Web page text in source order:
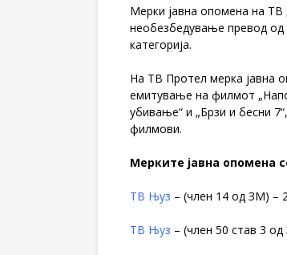
Мерки јавна опомена на ТВ
необезбедување превод од
категорија.
На ТВ Протел мерка јавна
емитување на филмот
убивање“ и „Брзи и бесни
филмови.
Мерките јавна опомена
ТВ Њуз – (член 14 од ЗМ) –
ТВ Њуз – (член 50 став 3